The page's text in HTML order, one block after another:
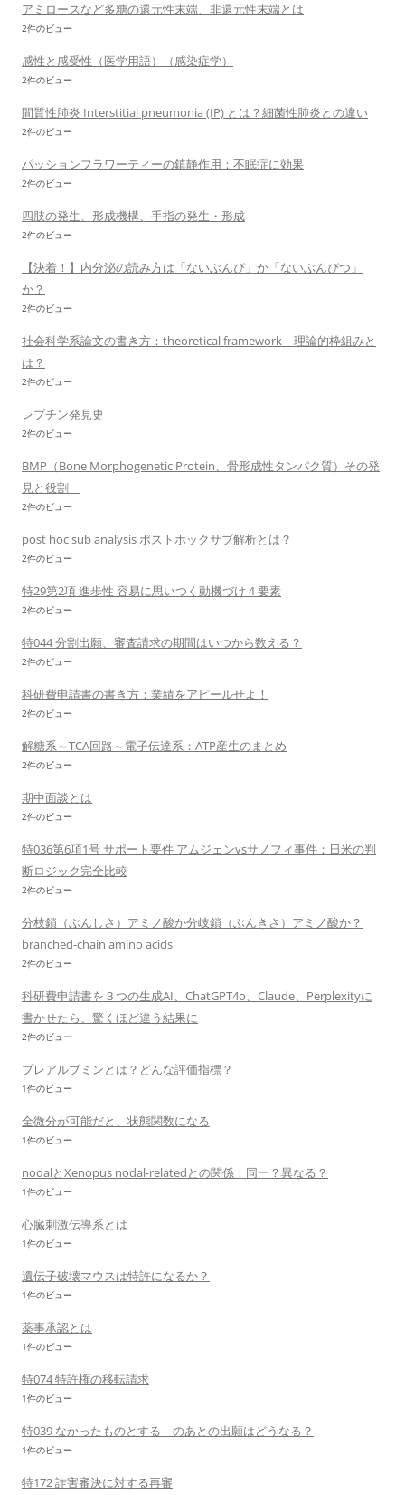
アミロースなど多糖の還元性末端、非還元性末端とは
2件のビュー
感性と感受性（医学用語）（感染症学）
2件のビュー
間質性肺炎 Interstitial pneumonia (IP) とは？細菌性肺炎との違い
2件のビュー
パッションフラワーティーの鎮静作用：不眠症に効果
2件のビュー
四肢の発生、形成機構、手指の発生・形成
2件のビュー
【決着！】内分泌の読み方は「ないぶんぴ」か「ないぶんぴつ」
か？
2件のビュー
社会科学系論文の書き方：theoretical framework 理論的枠組みと
は？
2件のビュー
レプチン発見史
2件のビュー
BMP（Bone Morphogenetic Protein、骨形成性タンパク質）その発
見と役割
2件のビュー
post hoc sub analysis ポストホックサブ解析とは？
2件のビュー
特29第2項 進歩性 容易に思いつく動機づけ４要素
2件のビュー
特044 分割出願、審査請求の期間はいつから数える？
2件のビュー
科研費申請書の書き方：業績をアピールせよ！
2件のビュー
解糖系～TCA回路～電子伝達系：ATP産生のまとめ
2件のビュー
期中面談とは
2件のビュー
特036第6項1号 サポート要件 アムジェンvsサノフィ事件：日米の判
断ロジック完全比較
2件のビュー
分枝鎖（ぶんしさ）アミノ酸か分岐鎖（ぶんきさ）アミノ酸か？
branched-chain amino acids
2件のビュー
科研費申請書を３つの生成AI、ChatGPT4o、Claude、Perplexityに
書かせたら、驚くほど違う結果に
2件のビュー
プレアルブミンとは？どんな評価指標？
1件のビュー
全微分が可能だと、状態関数になる
1件のビュー
nodalとXenopus nodal-relatedとの関係：同一？異なる？
1件のビュー
心臓刺激伝導系とは
1件のビュー
遺伝子破壊マウスは特許になるか？
1件のビュー
薬事承認とは
1件のビュー
特074 特許権の移転請求
1件のビュー
特039 なかったものとする のあとの出願はどうなる？
1件のビュー
特172 詐害審決に対する再審